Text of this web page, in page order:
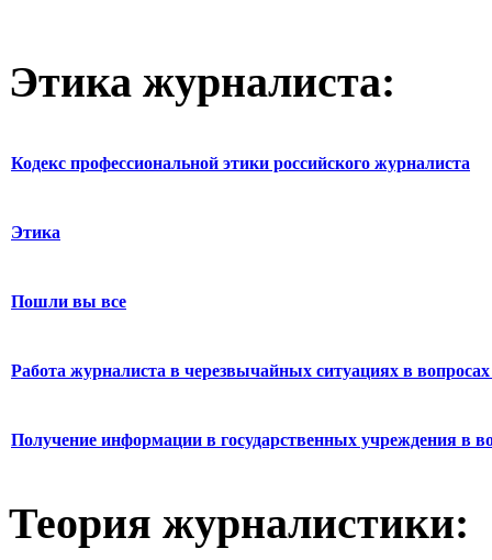
Этика журналиста:
Кодекс профессиональной этики российского журналиста
Этика
Пошли вы все
Работа журналиста в черезвычайных ситуациях в вопросах
Получение информации в государственных учреждения в
Теория журналистики: